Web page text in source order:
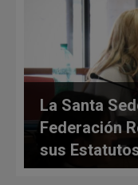
La Santa
Federación
sus